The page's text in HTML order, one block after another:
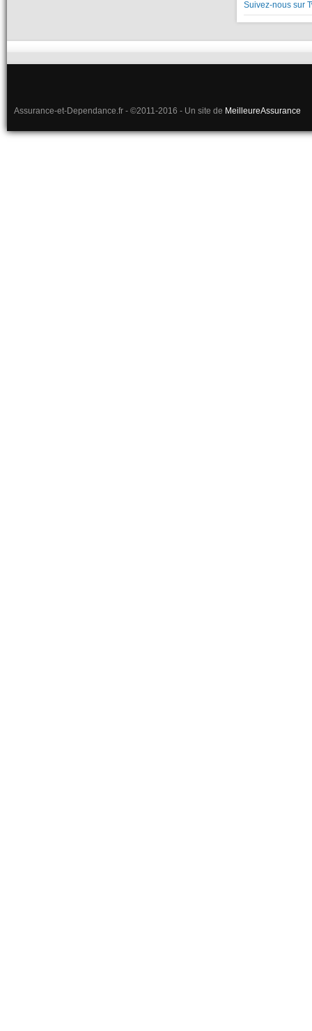
Suivez-nous sur
Assurance-et-Dependance.fr - ©2011-2016 - Un site de MeilleureAssurance